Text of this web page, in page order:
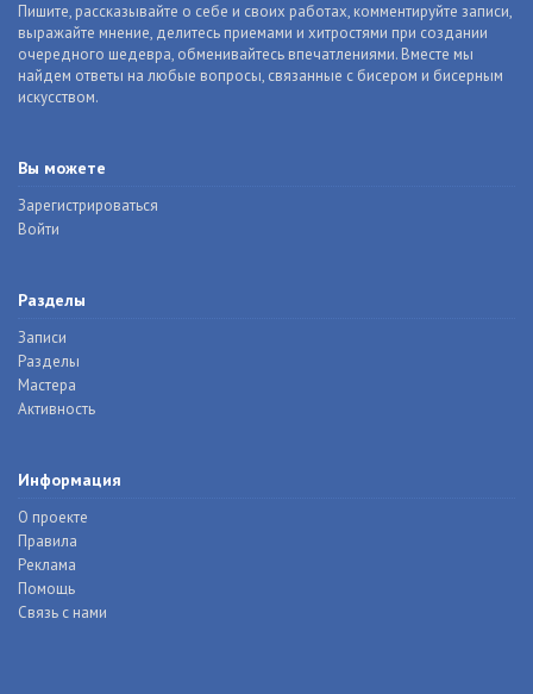
Пишите, рассказывайте о себе и своих работах, комментируйте записи,
выражайте мнение, делитесь приемами и хитростями при создании
очередного шедевра, обменивайтесь впечатлениями. Вместе мы
найдем ответы на любые вопросы, связанные с бисером и бисерным
искусством.
Вы можете
Зарегистрироваться
Войти
Разделы
Записи
Разделы
Мастера
Активность
Информация
О проекте
Правила
Реклама
Помощь
Связь с нами